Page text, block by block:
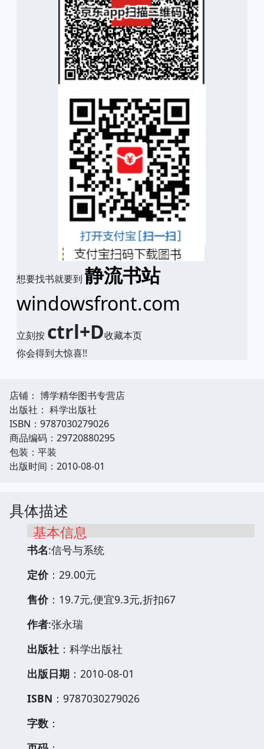
想要找书就要到 静流书站
windowsfront.com
立刻按 ctrl+D收藏本页
你会得到大惊喜!!
店铺： 博学精华图书专营店
出版社： 科学出版社
ISBN：9787030279026
商品编码：29720880295
包装：平装
出版时间：2010-08-01
具体描述
基本信息
书名:信号与系统
定价：29.00元
售价：19.7元,便宜9.3元,折扣67
作者:张永瑞
出版社 ：科学出版社
出版日期 ：2010-08-01
ISBN ：9787030279026
字数 ：